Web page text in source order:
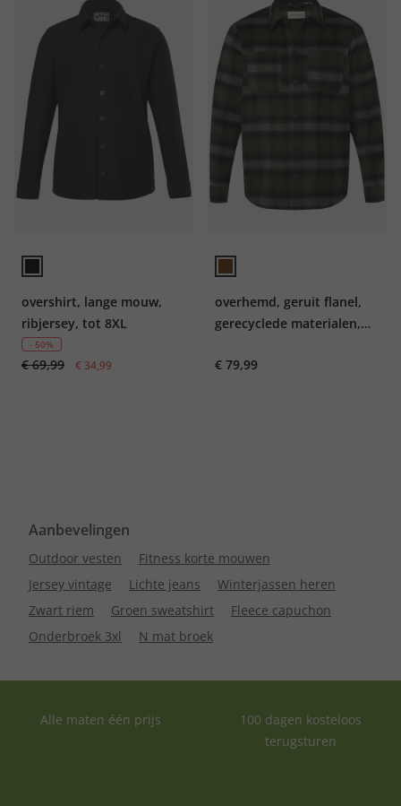
overshirt, lange mouw,
ribjersey, tot 8XL
- 50%
€ 69,99 € 34,99
overhemd, geruit flanel,
gerecyclede materialen,
€ 79,99
Aanbevelingen
Outdoor vesten
Fitness korte mouwen
Jersey vintage
Lichte jeans
Winterjassen heren
Zwart riem
Groen sweatshirt
Fleece capuchon
Onderbroek 3xl
N mat broek
Alle maten één prijs
100 dagen kosteloos
terugsturen